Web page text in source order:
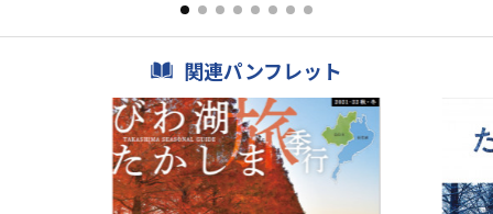
関連パンフレット